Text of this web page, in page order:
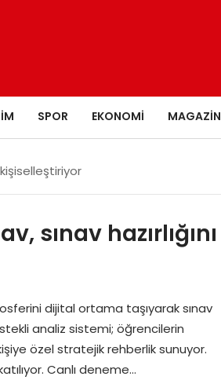
SPOR EKONOMI MAGAZIN
sınav hazırlığını
dijital ortama taşıyarak sınav
analiz sistemi; öğrencilerin
özel stratejik rehberlik sunuyor.
Canlı deneme…